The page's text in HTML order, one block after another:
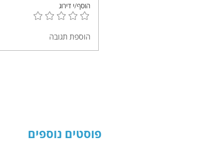
הוסף/י דירוג
הוספת תגובה
פוסטים נוספים